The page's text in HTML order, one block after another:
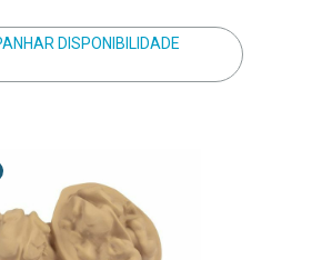
DISPONIBILIDADE